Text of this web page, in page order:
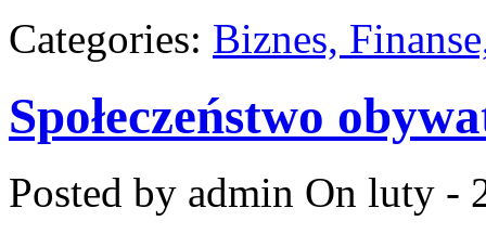
Categories: Biznes,
Społeczeństwo
Posted by admin On luty -